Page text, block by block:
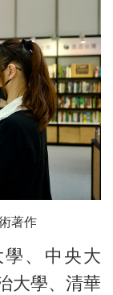
著作
、中央大
大學、清華